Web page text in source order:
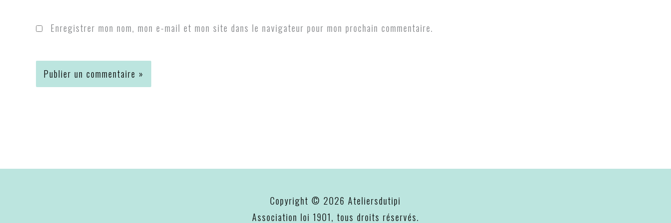
Enregistrer mon nom, mon e-mail et mon site dans le navigateur pour mon prochain commentaire.
Copyright © 2026 Ateliersdutipi
Association loi 1901, tous droits réservés.